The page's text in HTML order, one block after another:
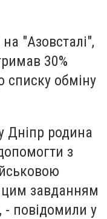
"Азовсталі",
30%
списку обміну
Дніпр родина
з
завданням
- повідомили у